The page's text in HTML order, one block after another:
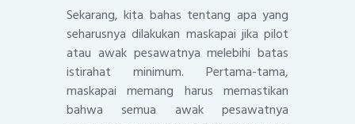
Sekarang, kita bahas tentang apa yang
seharusnya dilakukan maskapai jika pilot
atau awak pesawatnya melebihi batas
istirahat minimum. Pertama-tama,
maskapai memang harus memastikan
bahwa semua awak pesawatnya